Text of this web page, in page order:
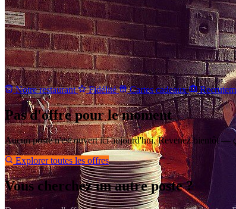
Notre restaurant Fidélité Cartes cadeaux
Pas d'offre pour le moment
Aucun poste n'est ouvert ici aujourd'hui. Revenez bientôt —
Explorer toutes les offres
Vous cherchez un autre poste ?